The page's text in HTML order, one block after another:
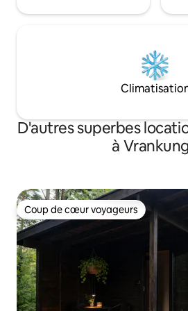
D'autres superbes
à
Coup de cœur voyageurs
Coup de cœur voyageurs